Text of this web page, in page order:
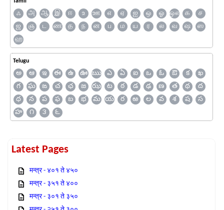
ஃ அ ஆ இ ஈ உ ஊ எ ஏ ஐ ஒ ஓ ஔ க
ச
ஜ
ஞ ட ண த ந ன ப ம ய ர ல வ ஷ
ஸ
ஹ
Telugu
అ ఆ ఇ ఈ ఉ ఊ ఋ ఎ ఏ ఐ ఒ ఓ ఔ క
ఖ
గ
ఘ ఙ చ ఛ జ ఝ ట ఠ డ ఢ ణ త థ
ద
ధ
న ప ఫ బ భ మ య ర ఱ ల వ శ ష
స
హ
౧ ౩ ౬
Latest Pages
मन्त्र - ४०१ ते ४५०
मन्त्र - ३५१ ते ४००
मन्त्र - ३०१ ते ३५०